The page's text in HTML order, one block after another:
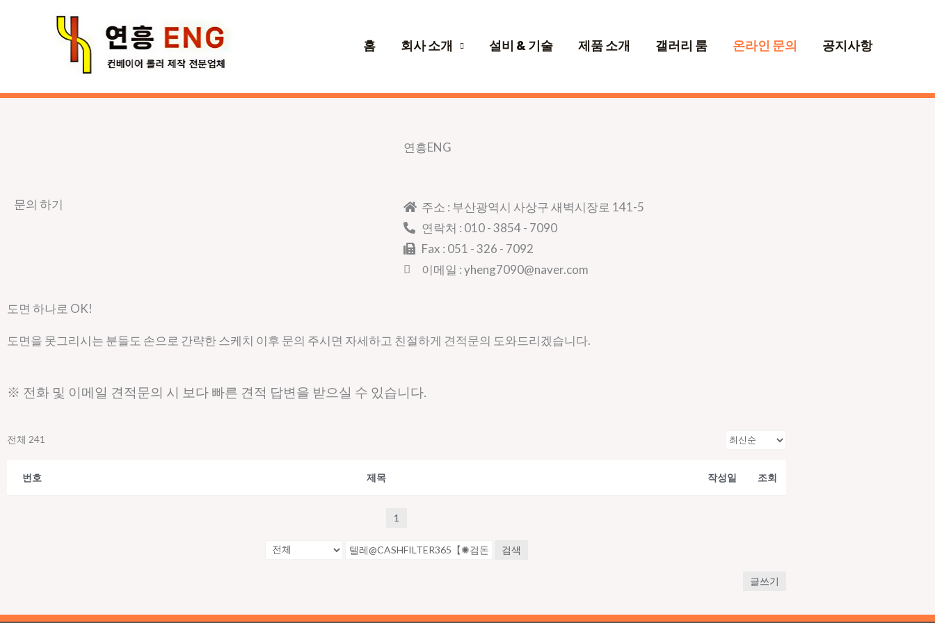
건
홈 회사 소개 설비 & 기술 제품 소개 갤러리 룸 온라인 문의 공지사항
연흥ENG
문의 하기
주소 : 부산광역시 사상구 새벽시장로 141-5
연락처 : 010 - 3854 - 7090
Fax : 051 - 326 - 7092
이메일 : yheng7090@naver.com
도면 하나로 OK!
도면을 못그리시는 분들도 손으로 간략한 스케치 이후 문의 주시면 자세하고 친절하게 견적문의 도와드리겠습니다.
※ 전화 및 이메일 견적문의 시 보다 빠른 견적 답변을 받으실 수 있습니다.
전체 241
번호 제목 작성일 조회
1
검색
글쓰기